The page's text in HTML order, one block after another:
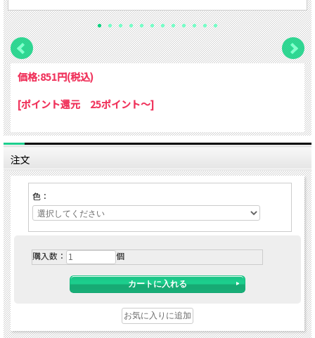
価格:851円(税込)
[ポイント還元 25ポイント～]
注文
色：
購入数： 個